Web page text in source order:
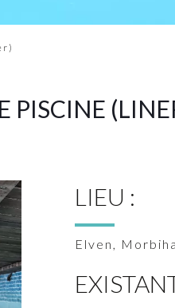
PISCINE
LIEU :
Elven,